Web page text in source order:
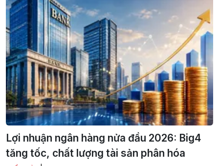
Lợi nhuận ngân hàng nửa đầu 2026: Big4
tăng tốc, chất lượng tài sản phân hóa